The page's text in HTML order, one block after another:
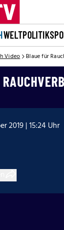
WELTPOLITIK
Video Blaue für
2019 | 15:24 Uhr